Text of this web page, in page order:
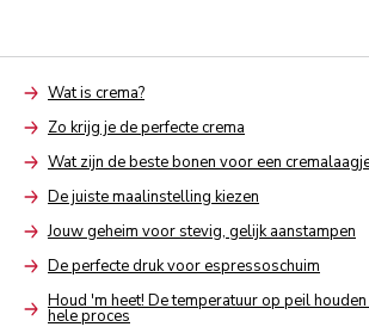
ArrowWat is crema?
ArrowZo krijg je de perfecte crema
ArrowWat zijn de beste bonen voor een
ArrowDe juiste maalinstelling kiezen
ArrowJouw geheim voor stevig, gelijk aanstampen
ArrowDe perfecte druk voor espressoschuim
Arrow
Houd 'm heet! De temperatuur op peil
hele proces